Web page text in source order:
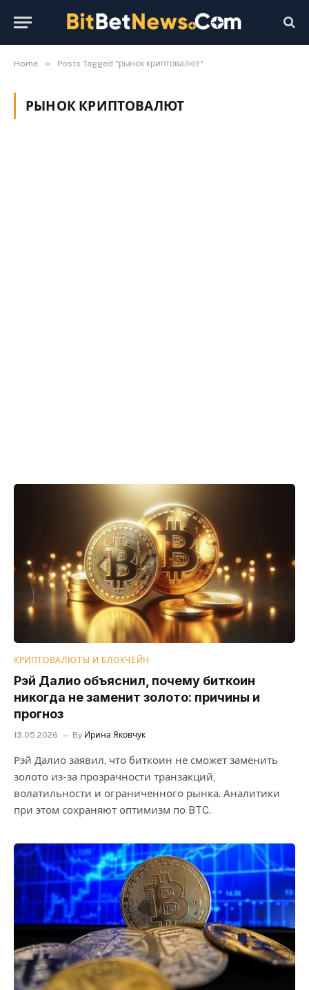
Home » Posts Tagged "рынок криптовалют"
РЫНОК КРИПТОВАЛЮТ
КРИПТОВАЛЮТЫ И БЛОКЧЕЙН
Рэй Далио объяснил, почему биткоин
никогда не заменит золото: причины и
прогноз
13.05.2026 By Ирина Яковчук
Рэй Далио заявил, что биткоин не сможет заменить
золото из-за прозрачности транзакций,
волатильности и ограниченного рынка. Аналитики
при этом сохраняют оптимизм по BTC.